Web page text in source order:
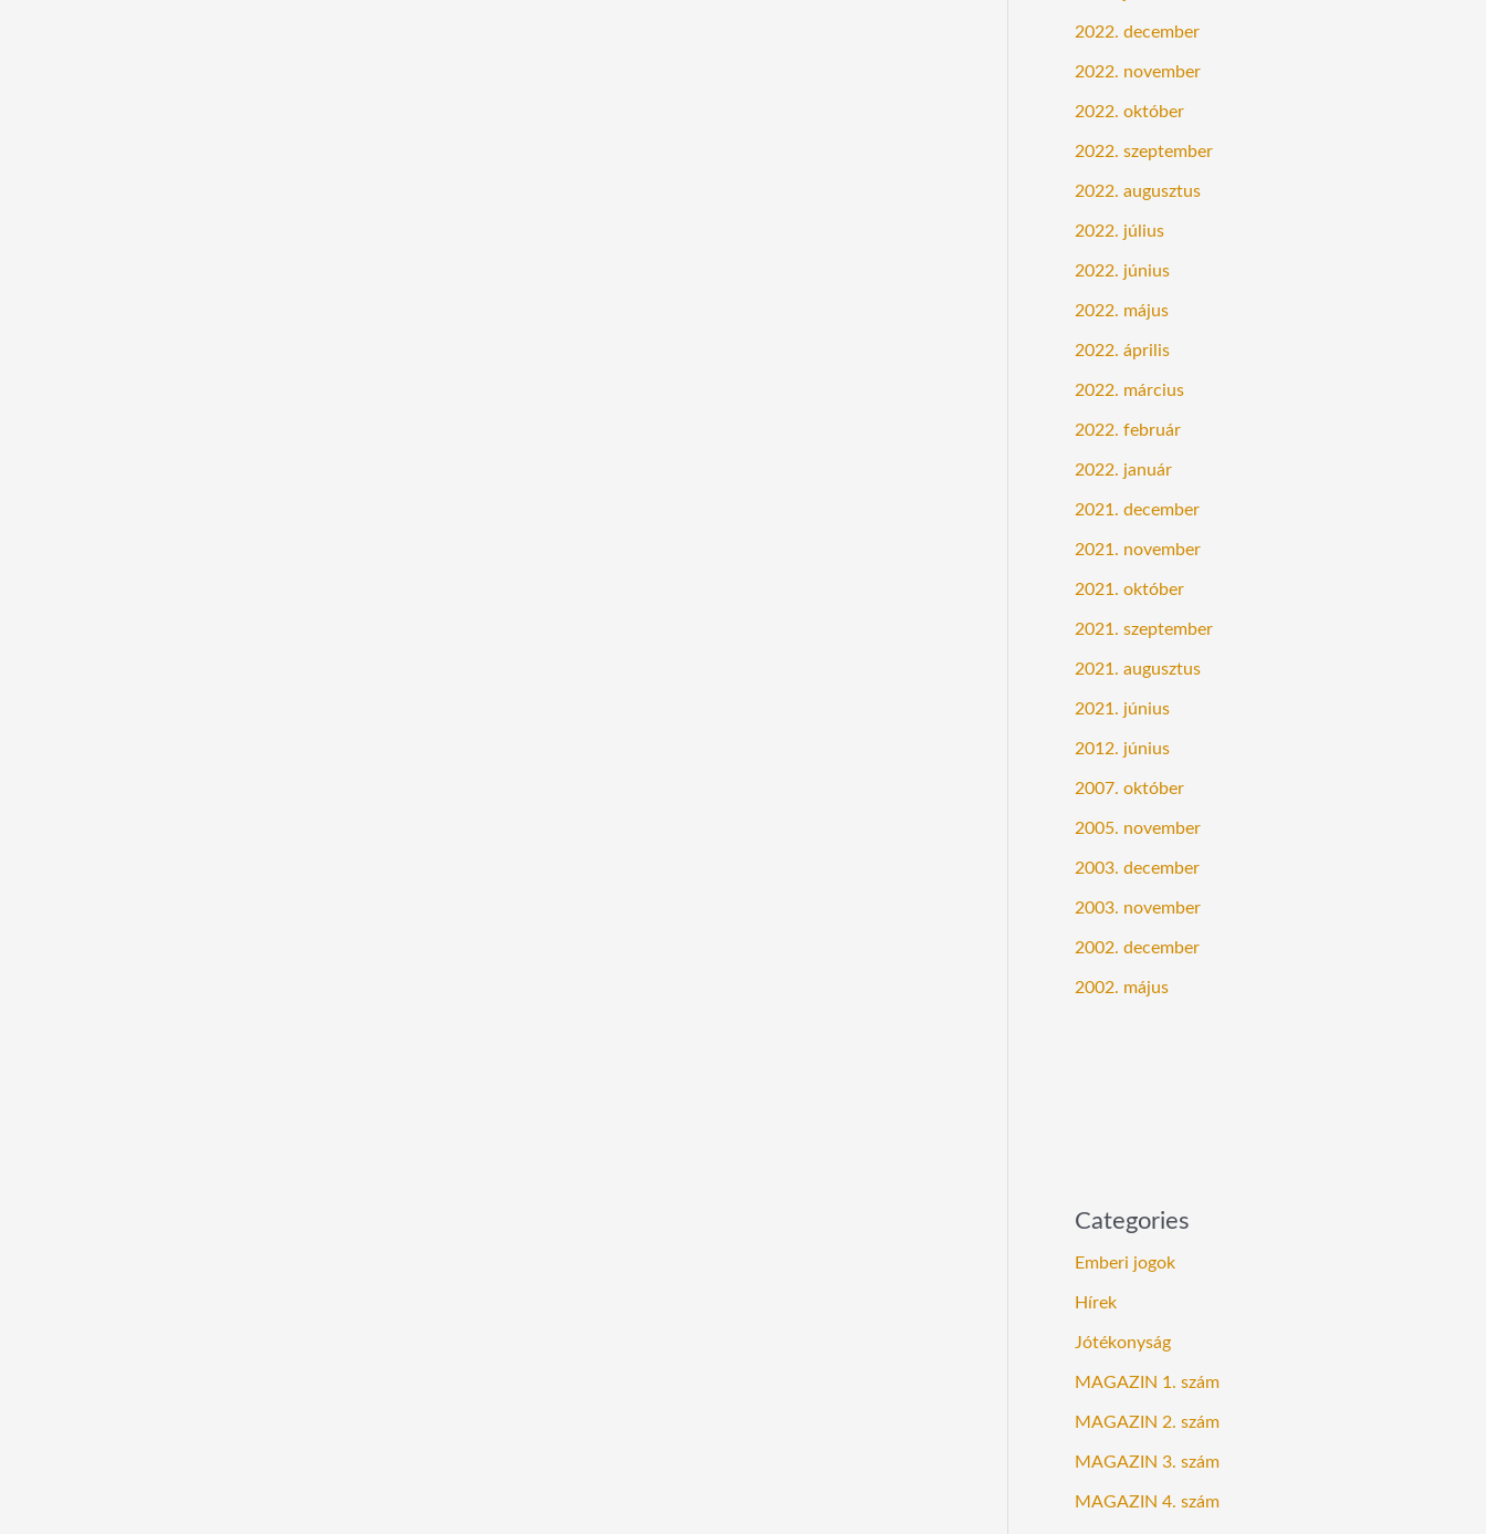
2022. december
2022. november
2022. október
2022. szeptember
2022. augusztus
2022. július
2022. június
2022. május
2022. április
2022. március
2022. február
2022. január
2021. december
2021. november
2021. október
2021. szeptember
2021. augusztus
2021. június
2012. június
2007. október
2005. november
2003. december
2003. november
2002. december
2002. május
Categories
Emberi jogok
Hírek
Jótékonyság
MAGAZIN 1. szám
MAGAZIN 2. szám
MAGAZIN 3. szám
MAGAZIN 4. szám